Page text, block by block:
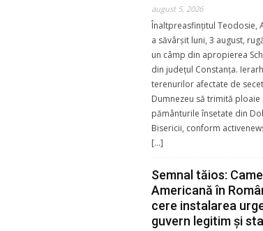
august 5, 2026
Înaltpreasfințitul Teodosie,
a săvârșit luni, 3 august,
un câmp din apropierea
din județul Constanța.
terenurilor afectate de
Dumnezeu să trimită ploaie
pământurile însetate din
Bisericii, conform
[…]
Semnal tăios:
Americană în
cere instalarea
guvern legitim şi